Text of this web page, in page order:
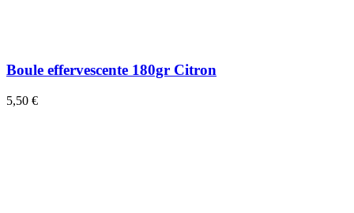
Boule effervescente 180gr Citron
5,50 €